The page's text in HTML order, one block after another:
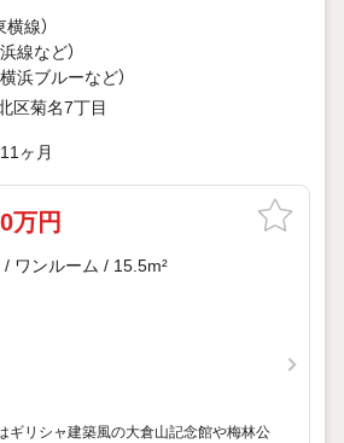
横線）
線など）
横浜ブルーなど）
区菊名7丁目
ヶ月
万円
/ ワンルーム / 15.5m²
ギリシャ建築風の大倉山記念館や梅林公